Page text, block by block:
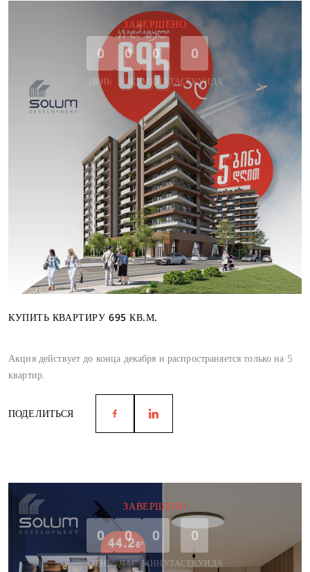
ЗАВЕРШЕНО
0
ДЕНЬ
0
ЧАС
0
МИНУТА
0
СЕКУНДА
КУПИТЬ КВАРТИРУ 695 КВ.М.
Акция действует до конца декабря и распространяется только на 5
квартир.
ПОДЕЛИТЬСЯ
ЗАВЕРШЕНО
0
ДЕНЬ
0
ЧАС
0
МИНУТА
0
СЕКУНДА